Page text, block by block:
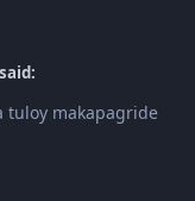
tuloy makapagride